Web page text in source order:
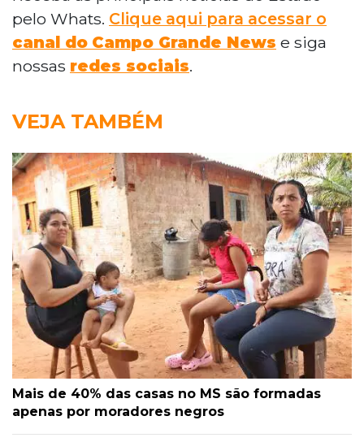
pelo Whats. Clique aqui para acessar o
canal do Campo Grande News e siga
nossas redes sociais.
VEJA TAMBÉM
Mais de 40% das casas no MS são formadas
apenas por moradores negros